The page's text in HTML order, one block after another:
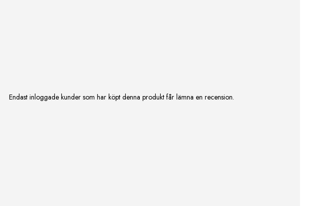
Endast inloggade kunder som har köpt denna produkt får lämna en recension.